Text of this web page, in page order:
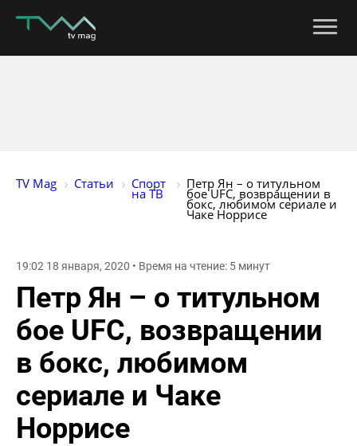
TV Mag Статьи Спорт
на ТВ
Петр Ян – о титульном
бое UFC, возвращении в
бокс, любимом сериале и
Чаке Норрисе
19:02 18 января, 2020 • Время на чтение: 5 минут
Петр Ян – о титульном
бое UFC, возвращении
в бокс, любимом
сериале и Чаке
Норрисе